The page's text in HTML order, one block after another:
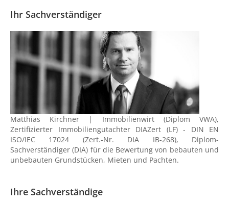
Ihr Sachverständiger
Matthias Kirchner | Immobilienwirt (Diplom VWA),
Zertifizierter Immobiliengutachter DIAZert (LF) - DIN EN
ISO/IEC 17024 (Zert.-Nr. DIA IB-268), Diplom-
Sachverständiger (DIA) für die Bewertung von bebauten und
unbebauten Grundstücken, Mieten und Pachten.
Ihre Sachverständige